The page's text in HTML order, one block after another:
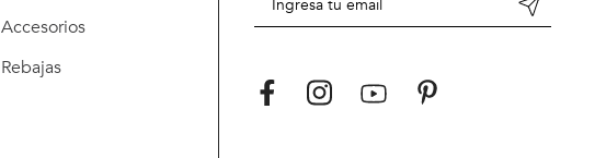
Accesorios
Rebajas